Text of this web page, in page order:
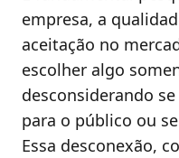
empresa, a
aceitação no
escolher algo
desconsiderando
para o público ou
Essa desconexão,